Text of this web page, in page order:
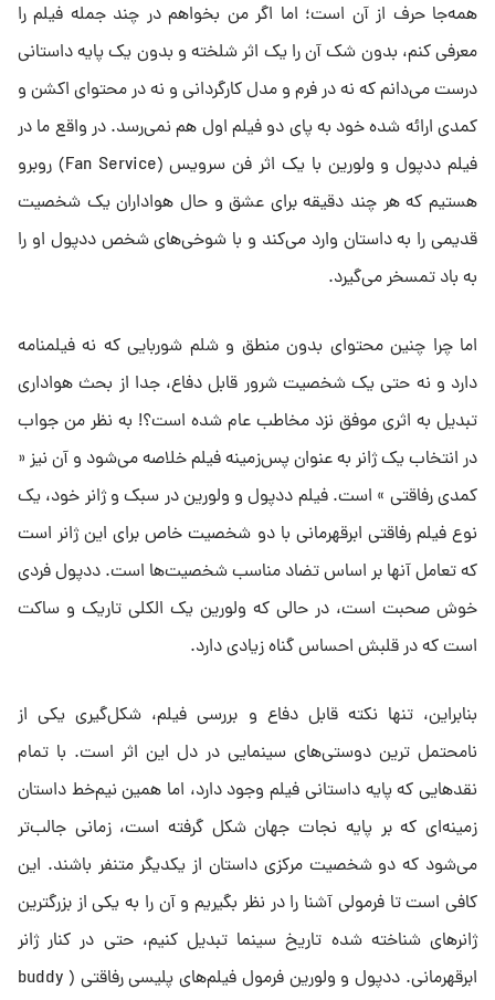
همه‌جا حرف از آن است؛ اما اگر من بخواهم در چند جمله فیلم را
معرفی کنم، بدون شک آن را یک اثر شلخته و بدون یک پایه داستانی
درست می‌دانم که نه در فرم و مدل کارگردانی و نه در محتوای اکشن و
کمدی ارائه شده خود به پای دو فیلم اول هم نمی‌رسد. در واقع ما در
فیلم ددپول و ولورین با یک اثر فن سرویس (Fan Service) روبرو
هستیم که هر چند دقیقه برای عشق و حال هواداران یک شخصیت
قدیمی را به داستان وارد می‌کند و با شوخی‌های شخص ددپول او را
به باد تمسخر می‌گیرد.
اما چرا چنین محتوای بدون منطق و شلم شوربایی که نه فیلمنامه
دارد و نه حتی یک شخصیت شرور قابل دفاع، جدا از بحث هواداری
تبدیل به اثری موفق نزد مخاطب عام شده است؟! به نظر من جواب
در انتخاب یک ژانر به عنوان پس‌زمینه فیلم خلاصه می‌شود و آن نیز «
کمدی رفاقتی » است. فیلم ددپول و ولورین در سبک و ژانر خود، یک
نوع فیلم رفاقتی ابرقهرمانی با دو شخصیت خاص برای این ژانر است
که تعامل آنها بر اساس تضاد مناسب شخصیت‌ها است. ددپول فردی
خوش صحبت است، در حالی که ولورین یک الکلی تاریک و ساکت
است که در قلبش احساس گناه زیادی دارد.
بنابراین، تنها نکته قابل دفاع و بررسی فیلم، شکل‌گیری یکی از
نامحتمل ترین دوستی‌های سینمایی در دل این اثر است. با تمام
نقد‌هایی که پایه داستانی فیلم وجود دارد، اما همین نیم‌خط داستان
زمینه‌ای که بر پایه نجات جهان شکل گرفته است، زمانی جالب‌تر
می‌شود که دو شخصیت مرکزی داستان از یکدیگر متنفر باشند. این
کافی است تا فرمولی آشنا را در نظر بگیریم و آن را به یکی از بزرگترین
ژانرهای شناخته شده تاریخ سینما تبدیل کنیم، حتی در کنار ژانر
ابرقهرمانی. ددپول و ولورین فرمول فیلم‌های پلیسی رفاقتی ( buddy